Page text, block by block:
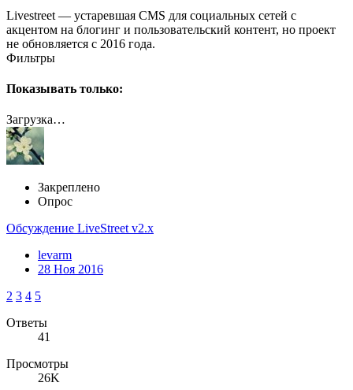
Livestreet — устаревшая CMS для социальных сетей с
акцентом на блогинг и пользовательский контент, но проект
не обновляется с 2016 года.
Фильтры
Показывать только:
Загрузка…
Закреплено
Опрос
Обсуждение LiveStreet v2.x
levarm
28 Ноя 2016
2 3 4 5
Ответы
41
Просмотры
26K